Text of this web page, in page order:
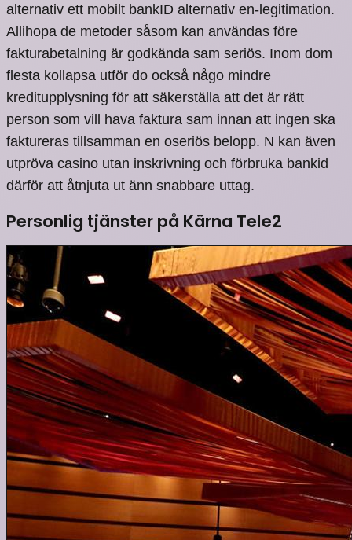
alternativ ett mobilt bankID alternativ en-legitimation.
Allihopa de metoder såsom kan användas före
fakturabetalning är godkända sam seriös. Inom dom
flesta kollapsa utför do också någo mindre
kreditupplysning för att säkerställa att det är rätt
person som vill hava faktura sam innan att ingen ska
faktureras tillsamman en oseriös belopp. N kan även
utpröva casino utan inskrivning och förbruka bankid
därför att åtnjuta ut änn snabbare uttag.
Personlig tjänster på Kärna Tele2